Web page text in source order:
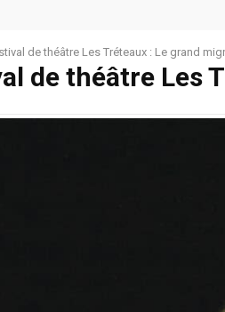
de théâtre Les Tréteaux : Le grand
de théâtre Les